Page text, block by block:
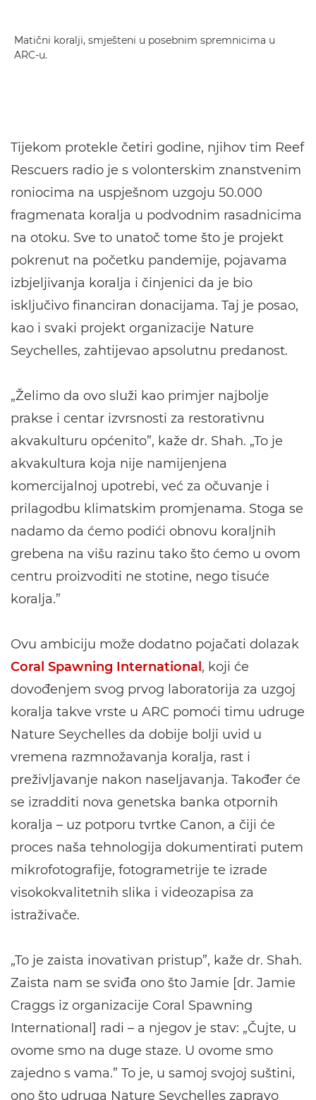
Matični koralji, smješteni u posebnim spremnicima u
ARC-u.
Tijekom protekle četiri godine, njihov tim Reef
Rescuers radio je s volonterskim znanstvenim
roniocima na uspješnom uzgoju 50.000
fragmenata koralja u podvodnim rasadnicima
na otoku. Sve to unatoč tome što je projekt
pokrenut na početku pandemije, pojavama
izbjeljivanja koralja i činjenici da je bio
isključivo financiran donacijama. Taj je posao,
kao i svaki projekt organizacije Nature
Seychelles, zahtijevao apsolutnu predanost.
„Želimo da ovo služi kao primjer najbolje
prakse i centar izvrsnosti za restorativnu
akvakulturu općenito”, kaže dr. Shah. „To je
akvakultura koja nije namijenjena
komercijalnoj upotrebi, već za očuvanje i
prilagodbu klimatskim promjenama. Stoga se
nadamo da ćemo podići obnovu koraljnih
grebena na višu razinu tako što ćemo u ovom
centru proizvoditi ne stotine, nego tisuće
koralja.”
Ovu ambiciju može dodatno pojačati dolazak
Coral Spawning International , koji će
dovođenjem svog prvog laboratorija za uzgoj
koralja takve vrste u ARC pomoći timu udruge
Nature Seychelles da dobije bolji uvid u
vremena razmnožavanja koralja, rast i
preživljavanje nakon naseljavanja. Također će
se izradditi nova genetska banka otpornih
koralja – uz potporu tvrtke Canon, a čiji će
proces naša tehnologija dokumentirati putem
mikrofotografije, fotogrametrije te izrade
visokokvalitetnih slika i videozapisa za
istraživače.
„To je zaista inovativan pristup”, kaže dr. Shah.
Zaista nam se sviđa ono što Jamie [dr. Jamie
Craggs iz organizacije Coral Spawning
International] radi – a njegov je stav: „Čujte, u
ovome smo na duge staze. U ovome smo
zajedno s vama.” To je, u samoj svojoj suštini,
ono što udruga Nature Seychelles zapravo